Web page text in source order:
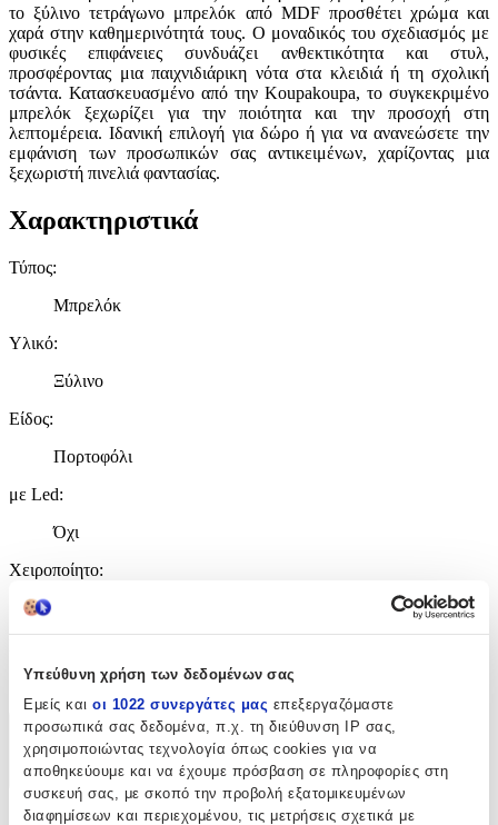
Υπεύθυνη χρήση των δεδομένων σας
Εμείς και οι 1022 συνεργάτες μας επεξεργαζόμαστε
προσωπικά σας δεδομένα, π.χ. τη διεύθυνση IP σας,
χρησιμοποιώντας τεχνολογία όπως cookies για να
αποθηκεύουμε και να έχουμε πρόσβαση σε πληροφορίες στη
συσκευή σας, με σκοπό την προβολή εξατομικευμένων
διαφημίσεων και περιεχομένου, τις μετρήσεις σχετικά με
το ξύλινο τετράγωνο μπρελόκ από MDF προσθέτει χρώμα και
χαρά στην καθημερινότητά τους. Ο μοναδικός του σχεδιασμός με
φυσικές επιφάνειες συνδυάζει ανθεκτικότητα και στυλ,
προσφέροντας μια παιχνιδιάρικη νότα στα κλειδιά ή τη σχολική
τσάντα. Κατασκευασμένο από την Koupakoupa, το συγκεκριμένο
μπρελόκ ξεχωρίζει για την ποιότητα και την προσοχή στη
λεπτομέρεια. Ιδανική επιλογή για δώρο ή για να ανανεώσετε την
εμφάνιση των προσωπικών σας αντικειμένων, χαρίζοντας μια
ξεχωριστή πινελιά φαντασίας.
Χαρακτηριστικά
Τύπος:
Μπρελόκ
Υλικό:
Ξύλινο
Είδος:
Πορτοφόλι
με Led:
Όχι
Χειροποίητο:
koupakoupa
Χαρακτηριστικά
+